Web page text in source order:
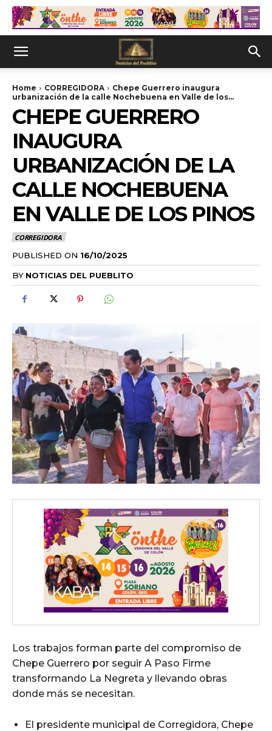
Home CORREGIDORA
Chepe Guerrero inaugura
urbanización de la calle Nochebuena en Valle de los...
CHEPE GUERRERO
INAUGURA
URBANIZACIÓN DE LA
CALLE NOCHEBUENA
EN VALLE DE LOS PINOS
CORREGIDORA
PUBLISHED ON 16/10/2025
BY NOTICIAS DEL PUEBLITO
Los trabajos forman parte del compromiso de
Chepe Guerrero por seguir A Paso Firme
transformando La Negreta y llevando obras
donde más se necesitan.
El presidente municipal de Corregidora, Chepe